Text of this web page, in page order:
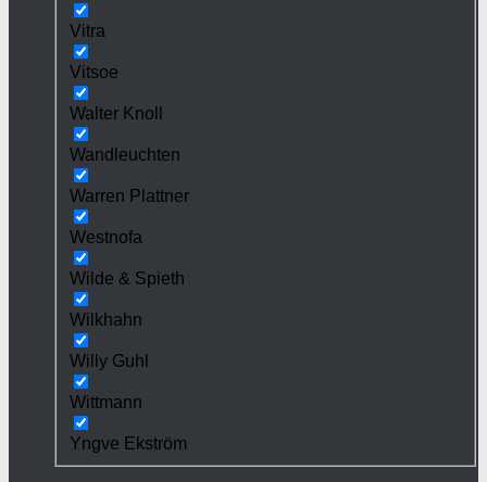
Vitra
Vitsoe
Walter Knoll
Wandleuchten
Warren Plattner
Westnofa
Wilde & Spieth
Wilkhahn
Willy Guhl
Wittmann
Yngve Ekström